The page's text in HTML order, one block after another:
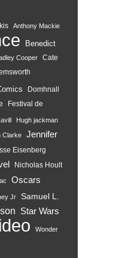
Anthony Mackie
Benedict
Cooper
Cate
Domhnall
Festival de
Hugh jackman
Clarke
Jennifer
Eisenberg
Nicholas Hoult
Oscars
Jr
Samuel L.
Star Wars
Wonder